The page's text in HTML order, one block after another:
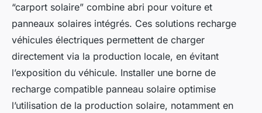
“carport solaire” combine abri pour voiture et
panneaux solaires intégrés. Ces solutions recharge
véhicules électriques permettent de charger
directement via la production locale, en évitant
l’exposition du véhicule. Installer une borne de
recharge compatible panneau solaire optimise
l’utilisation de la production solaire, notamment en